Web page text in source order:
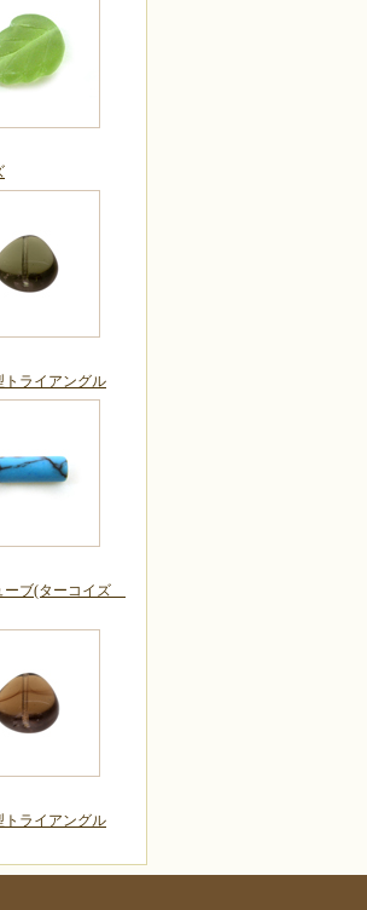
ライアングル
ーブ(ターコイズ
ライアングル